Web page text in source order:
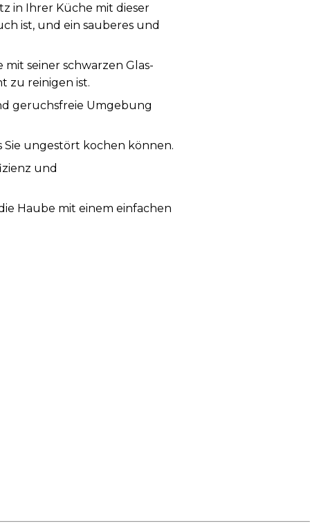
in Ihrer Küche mit dieser
ist, und ein sauberes und
seiner schwarzen Glas-
zu reinigen ist.
geruchsfreie Umgebung
Sie ungestört kochen können.
und
Haube mit einem einfachen